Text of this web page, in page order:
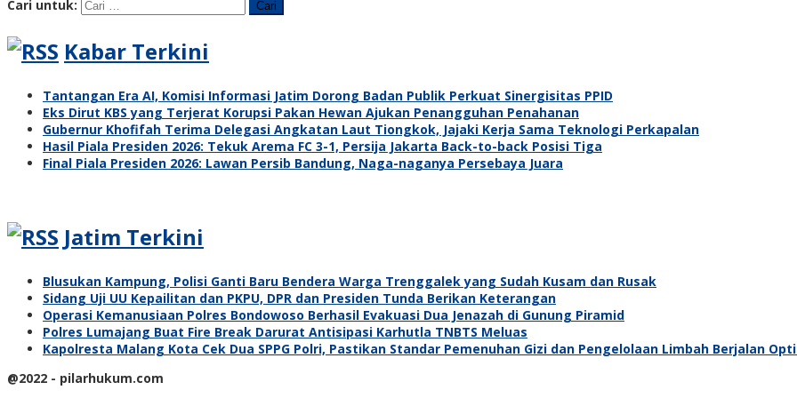
Cari untuk:
Kabar Terkini
Tantangan Era AI, Komisi Informasi Jatim Dorong Badan Publik Perkuat Sinergisitas PPID
Eks Dirut KBS yang Terjerat Korupsi Pakan Hewan Ajukan Penangguhan Penahanan
Gubernur Khofifah Terima Delegasi Angkatan Laut Tiongkok, Jajaki Kerja Sama Teknologi Perkapalan
Hasil Piala Presiden 2026: Tekuk Arema FC 3-1, Persija Jakarta Back-to-back Posisi Tiga
Final Piala Presiden 2026: Lawan Persib Bandung, Naga-naganya Persebaya Juara
Jatim Terkini
Blusukan Kampung, Polisi Ganti Baru Bendera Warga Trenggalek yang Sudah Kusam dan Rusak
Sidang Uji UU Kepailitan dan PKPU, DPR dan Presiden Tunda Berikan Keterangan
Operasi Kemanusiaan Polres Bondowoso Berhasil Evakuasi Dua Jenazah di Gunung Piramid
Polres Lumajang Buat Fire Break Darurat Antisipasi Karhutla TNBTS Meluas
Kapolresta Malang Kota Cek Dua SPPG Polri, Pastikan Standar Pemenuhan Gizi dan Pengelolaan Limbah Berjalan
@2022 - pilarhukum.com